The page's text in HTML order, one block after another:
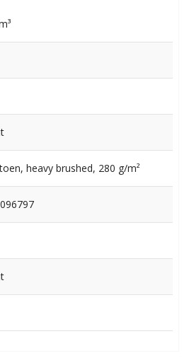
heavy brushed, 280 g/m²